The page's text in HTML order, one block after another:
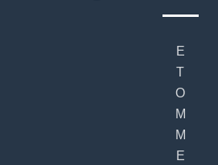
E
T
O
M
M
E